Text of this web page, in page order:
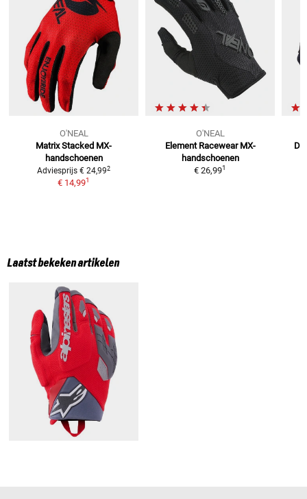
O'NEAL
Matrix Stacked MX-
handschoenen
Adviesprijs € 24,992
€ 14,991
O'NEAL
Element Racewear MX-
handschoenen
€ 26,991
Laatst bekeken artikelen